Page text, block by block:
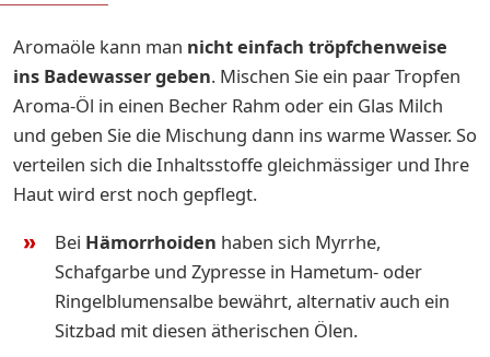
Aromaöle kann man nicht einfach tröpfchenweise
ins Badewasser geben. Mischen Sie ein paar Tropfen
Aroma-Öl in einen Becher Rahm oder ein Glas Milch
und geben Sie die Mischung dann ins warme Wasser. So
verteilen sich die Inhaltsstoffe gleichmässiger und Ihre
Haut wird erst noch gepflegt.
Bei Hämorrhoiden haben sich Myrrhe,
Schafgarbe und Zypresse in Hametum- oder
Ringelblumensalbe bewährt, alternativ auch ein
Sitzbad mit diesen ätherischen Ölen.